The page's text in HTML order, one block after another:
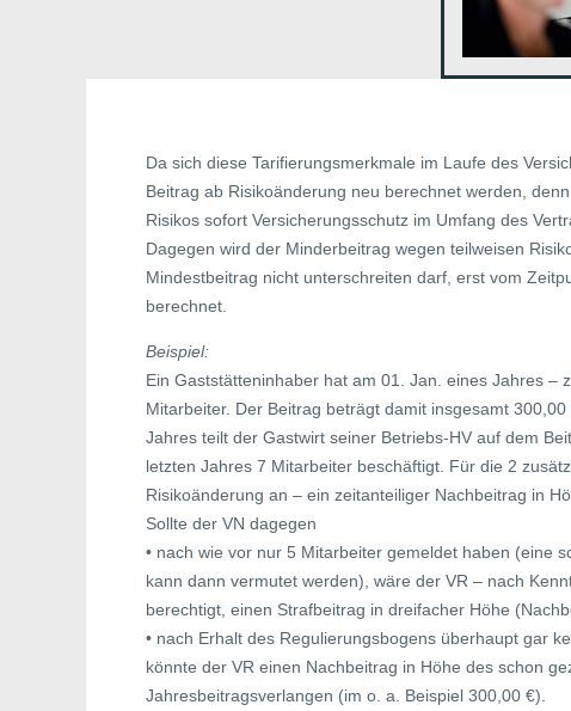
Da sich diese Tarifierungsmerkmale im Laufe des
Beitrag ab Risikoänderung neu berechnet werden,
Risikos sofort Versicherungsschutz im Umfang des
Dagegen wird der Minderbeitrag wegen teilweisen
Mindestbeitrag nicht unterschreiten darf, erst vom
berechnet.
Beispiel:
Ein Gaststätteninhaber hat am 01. Jan. eines Jahres –
Mitarbeiter. Der Beitrag beträgt damit insgesamt
Jahres teilt der Gastwirt seiner Betriebs-HV auf dem
letzten Jahres 7 Mitarbeiter beschäftigt. Für die 2
Risikoänderung an – ein zeitanteiliger Nachbeitrag in
Sollte der VN dagegen
• nach wie vor nur 5 Mitarbeiter gemeldet haben (eine
kann dann vermutet werden), wäre der VR – nach
berechtigt, einen Strafbeitrag in dreifacher Höhe
• nach Erhalt des Regulierungsbogens überhaupt gar
könnte der VR einen Nachbeitrag in Höhe des schon
Jahresbeitragsverlangen (im o. a. Beispiel 300,00 €).